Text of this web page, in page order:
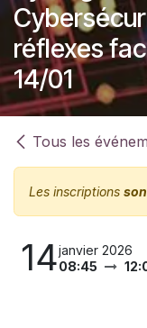
réflexes
14/01
Tous les
Les inscriptions
14janvier 2026
08:45